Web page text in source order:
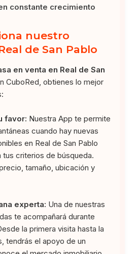
constante crecimiento
nuestro
de San Pablo
en venta en Real de San
CuboRed, obtienes lo mejor
favor: Nuestra App te permite
cuando hay nuevas
en Real de San Pablo
criterios de búsqueda.
tamaño, ubicación y
experta: Una de nuestras
te acompañará durante
la primera visita hasta la
tendrás el apoyo de un